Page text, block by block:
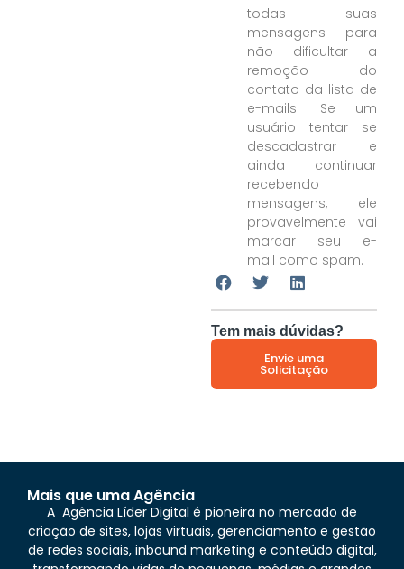
todas suas
mensagens para
não dificultar a
remoção do
contato da lista de
e-mails. Se um
usuário tentar se
descadastrar e
ainda continuar
recebendo
mensagens, ele
provavelmente vai
marcar seu e-
mail como spam.
Tem mais dúvidas?
Envie uma
Solicitação
Mais que uma Agência
A Agência Líder Digital é pioneira no mercado de
criação de sites, lojas virtuais, gerenciamento e gestão
de redes sociais, inbound marketing e conteúdo digital,